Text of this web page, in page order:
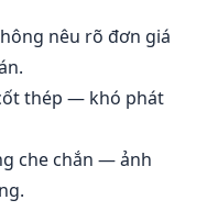
nêu rõ đơn giá
thép — khó phát
che chắn — ảnh